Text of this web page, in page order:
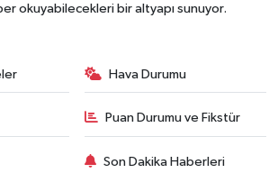
okuyabilecekleri bir altyapı sunuyor.
Hava Durumu
Puan Durumu ve Fikstür
Son Dakika Haberleri